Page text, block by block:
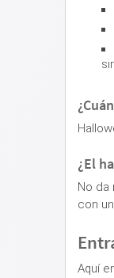
¿El
No
con
Aquí